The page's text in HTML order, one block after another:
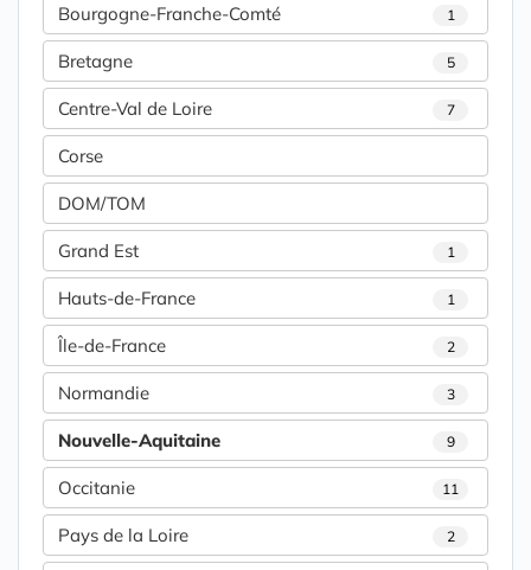
Bourgogne-Franche-Comté 1
Bretagne 5
Centre-Val de Loire 7
Corse
DOM/TOM
Grand Est 1
Hauts-de-France 1
Île-de-France 2
Normandie 3
Nouvelle-Aquitaine 9
Occitanie 11
Pays de la Loire 2